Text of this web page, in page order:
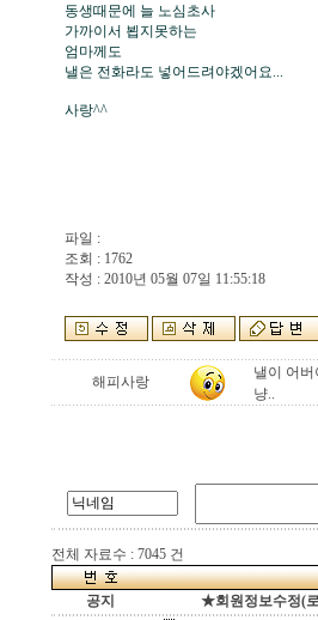
동생때문에 늘 노심초사
가까이서 뵙지못하는
엄마께도
낼은 전화라도 넣어드려야겠어요...
사랑^^
파일 :
조회 : 1762
작성 : 2010년 05월 07일 11:55:18
해피사랑
낼이 어
냥..
전체 자료수 : 7045 건
공지
★회원정보수정(